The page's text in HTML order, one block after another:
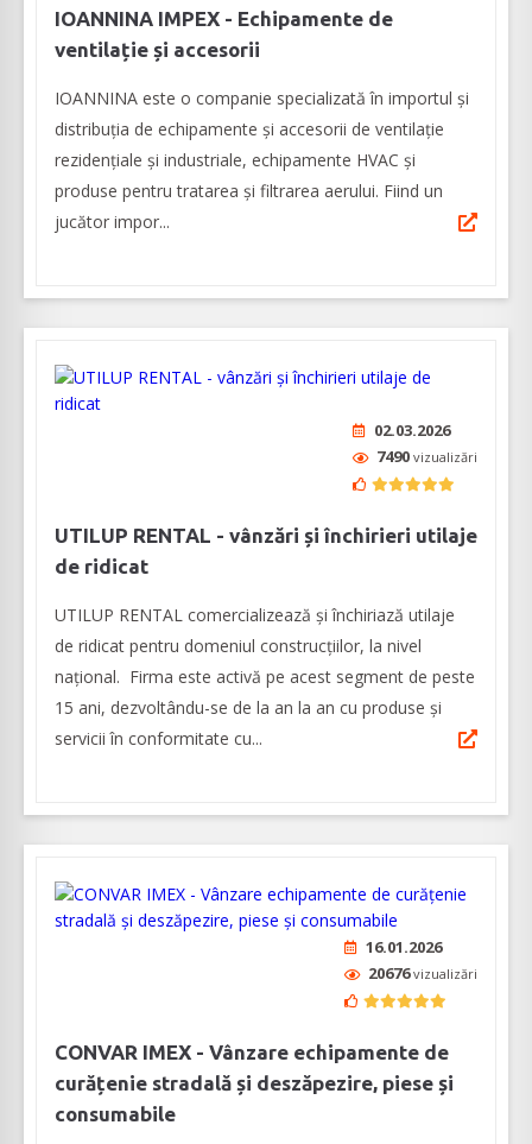
IOANNINA IMPEX - Echipamente de
ventilație și accesorii
IOANNINA este o companie specializată în importul și
distribuția de echipamente și accesorii de ventilație
rezidențiale și industriale, echipamente HVAC și
produse pentru tratarea și filtrarea aerului. Fiind un
jucător impor...
02.03.2026
7490 vizualizări
UTILUP RENTAL - vânzări și închirieri utilaje
de ridicat
UTILUP RENTAL comercializează și închiriază utilaje
de ridicat pentru domeniul construcțiilor, la nivel
național. Firma este activă pe acest segment de peste
15 ani, dezvoltându-se de la an la an cu produse și
servicii în conformitate cu...
16.01.2026
20676vizualizări
CONVAR IMEX - Vânzare echipamente de
curățenie stradală și deszăpezire, piese și
consumabile